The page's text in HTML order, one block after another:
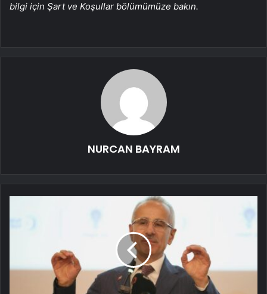
bilgi için Şart ve Koşullar bölümümüze bakın.
NURCAN BAYRAM